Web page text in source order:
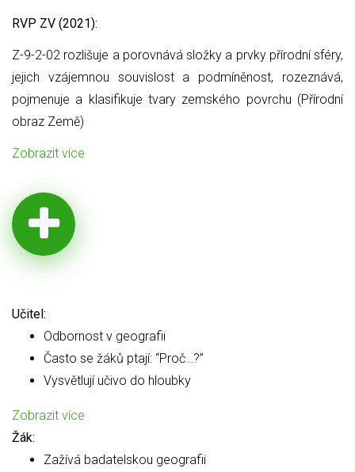
RVP ZV (2021):
Z-9-2-02 rozlišuje a porovnává složky a prvky přírodní sféry,
jejich vzájemnou souvislost a podmíněnost, rozeznává,
pojmenuje a klasifikuje tvary zemského povrchu (Přírodní
obraz Země)
Zobrazit více
Učitel:
Odbornost v geografii
Často se žáků ptají: “Proč…?”
Vysvětlují učivo do hloubky
Zobrazit více
Žák:
Zažívá badatelskou geografii